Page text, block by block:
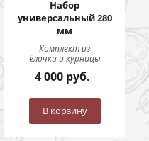
Набор
универсальный 280
мм
Комплект из
ёлочки и курницы
4 000руб.
В корзину